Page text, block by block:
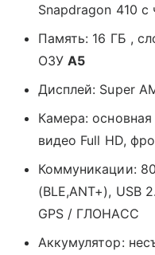
Snapdragon 410 с
Память: 16 ГБ ,
ОЗУA5
Дисплей: Super
Камера:
видео Full HD,
Коммуникации:
(BLE,ANT+), USB
GPS / ГЛОНАСС
Аккумулятор: